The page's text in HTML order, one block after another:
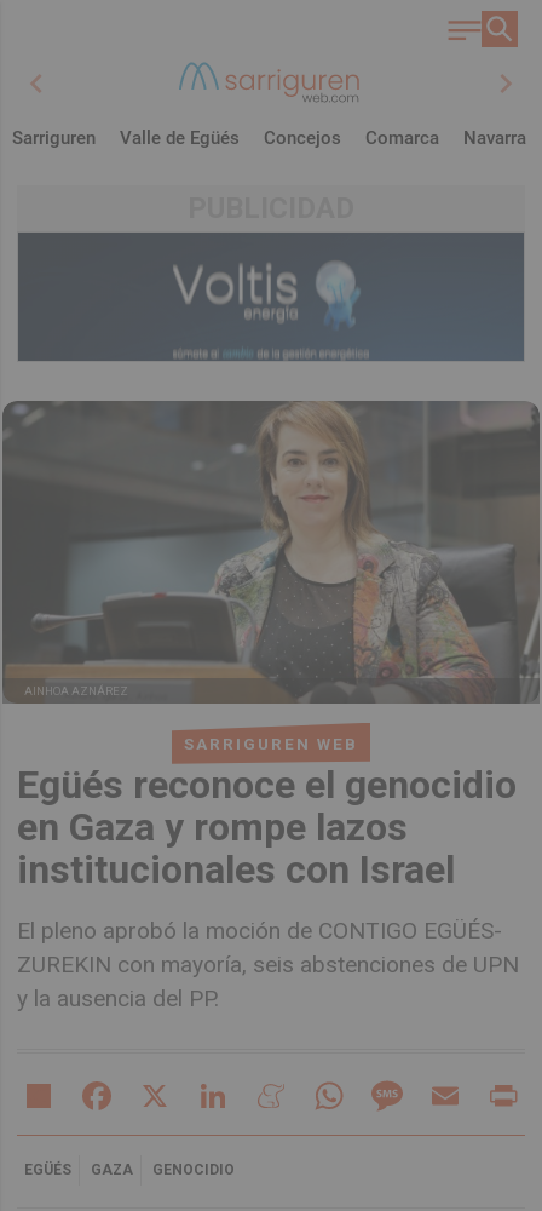
chevron_left chevron_right
Sarriguren Valle de Egüés Concejos Comarca Navarra
SARRIGUREN WEB
Egüés reconoce el genocidio
en Gaza y rompe lazos
institucionales con Israel
El pleno aprobó la moción de CONTIGO EGÜÉS-
ZUREKIN con mayoría, seis abstenciones de UPN
y la ausencia del PP.
AINHOA AZNÁREZ
Share Facebook LinkedIn MeneameWhatsAppMessageEmail
EGÜÉS GAZA GENOCIDIO